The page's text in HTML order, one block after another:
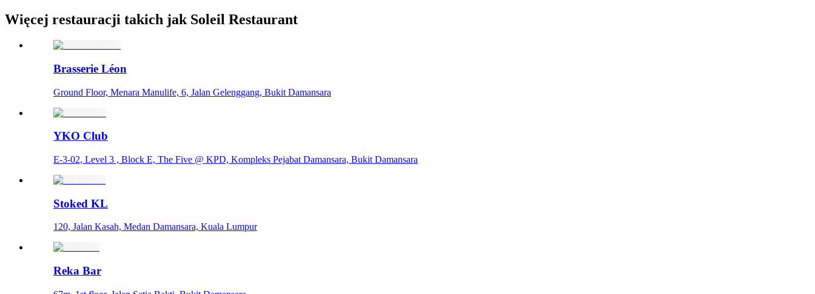
Więcej restauracji takich jak Soleil Restaurant
Brasserie Léon
Ground Floor, Menara Manulife, 6, Jalan Gelenggang, Bukit Damansara
YKO Club
E-3-02, Level 3 , Block E, The Five @ KPD, Kompleks Pejabat Damansara, Bukit Damansara
Stoked KL
120, Jalan Kasah, Medan Damansara, Kuala Lumpur
Reka Bar